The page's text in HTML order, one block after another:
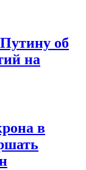
об
на
в